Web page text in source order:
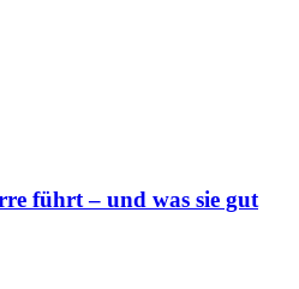
führt – und was sie gut